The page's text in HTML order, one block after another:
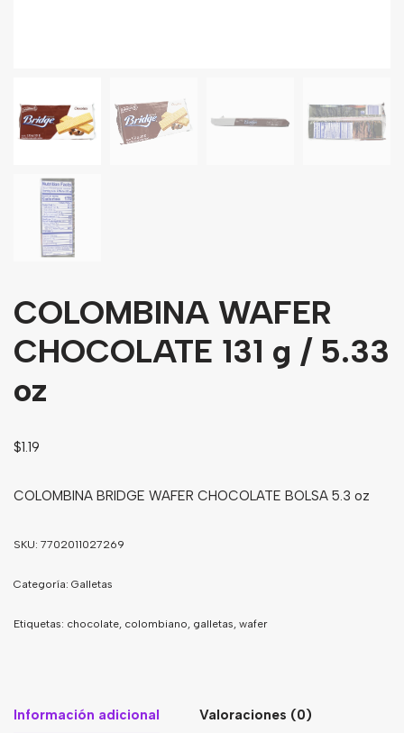
Congelaldos
Condimentos
Galletas
Golosinas
Tés
COLOMBINA WAFER
CHOCOLATE 131 g / 5.33
oz
$1.19
COLOMBINA BRIDGE WAFER CHOCOLATE BOLSA 5.3 oz
SKU: 7702011027269
Categoría: Galletas
Etiquetas: chocolate colombiano galletas wafer
Información adicional Valoraciones (0)